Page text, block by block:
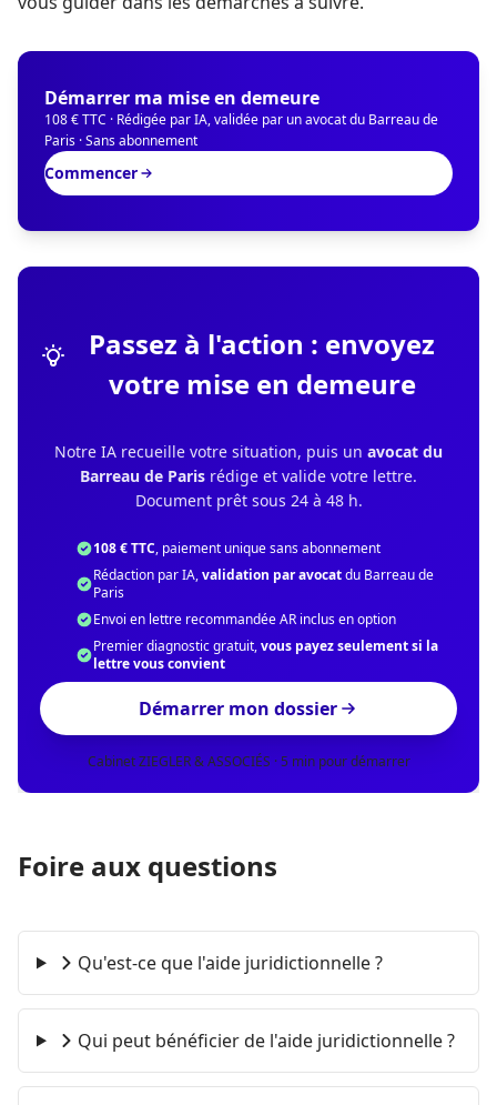
Démarrer ma mise en demeure
108 € TTC · Rédigée par IA, validée par un avocat du Barreau de
Paris · Sans abonnement
Commencer
Passez à l'action : envoyez
votre mise en demeure
Notre IA recueille votre situation, puis un avocat du
Barreau de Paris rédige et valide votre lettre.
Document prêt sous 24 à 48 h.
108 € TTC, paiement unique sans abonnement
Rédaction par IA,validation par avocatdu Barreau de
Paris
Envoi en lettre recommandée AR inclus en option
Premier diagnostic gratuit,vous payez seulement si la
lettre vous convient
Démarrer mon dossier
Cabinet ZIEGLER & ASSOCIÉS · 5 min pour démarrer
Foire aux questions
Qu'est-ce que l'aide juridictionnelle ?
Qui peut bénéficier de l'aide juridictionnelle ?